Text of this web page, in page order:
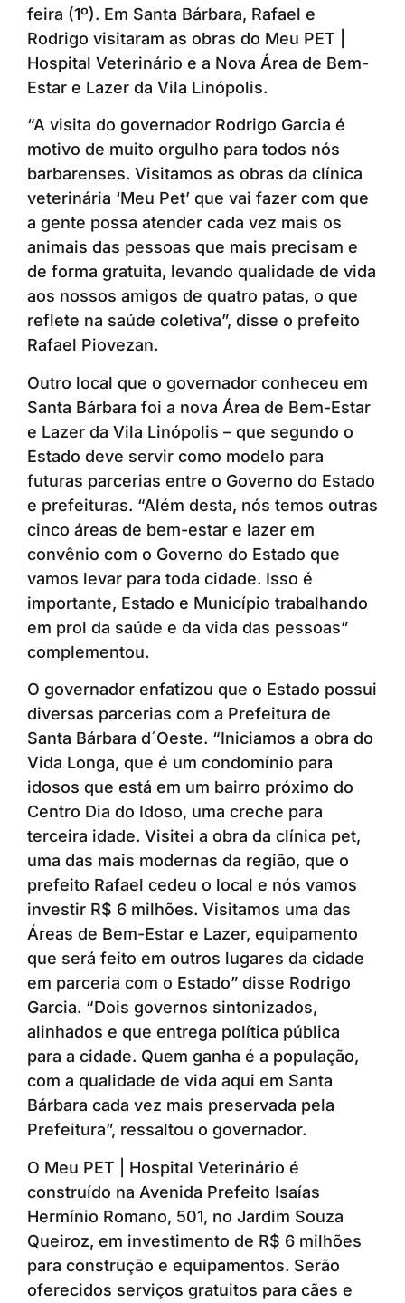
feira (1º). Em Santa Bárbara, Rafael e
Rodrigo visitaram as obras do Meu PET |
Hospital Veterinário e a Nova Área de Bem-
Estar e Lazer da Vila Linópolis.
“A visita do governador Rodrigo Garcia é
motivo de muito orgulho para todos nós
barbarenses. Visitamos as obras da clínica
veterinária ‘Meu Pet’ que vai fazer com que
a gente possa atender cada vez mais os
animais das pessoas que mais precisam e
de forma gratuita, levando qualidade de vida
aos nossos amigos de quatro patas, o que
reflete na saúde coletiva”, disse o prefeito
Rafael Piovezan.
Outro local que o governador conheceu em
Santa Bárbara foi a nova Área de Bem-Estar
e Lazer da Vila Linópolis – que segundo o
Estado deve servir como modelo para
futuras parcerias entre o Governo do Estado
e prefeituras. “Além desta, nós temos outras
cinco áreas de bem-estar e lazer em
convênio com o Governo do Estado que
vamos levar para toda cidade. Isso é
importante, Estado e Município trabalhando
em prol da saúde e da vida das pessoas”
complementou.
O governador enfatizou que o Estado possui
diversas parcerias com a Prefeitura de
Santa Bárbara d´Oeste. “Iniciamos a obra do
Vida Longa, que é um condomínio para
idosos que está em um bairro próximo do
Centro Dia do Idoso, uma creche para
terceira idade. Visitei a obra da clínica pet,
uma das mais modernas da região, que o
prefeito Rafael cedeu o local e nós vamos
investir R$ 6 milhões. Visitamos uma das
Áreas de Bem-Estar e Lazer, equipamento
que será feito em outros lugares da cidade
em parceria com o Estado” disse Rodrigo
Garcia. “Dois governos sintonizados,
alinhados e que entrega política pública
para a cidade. Quem ganha é a população,
com a qualidade de vida aqui em Santa
Bárbara cada vez mais preservada pela
Prefeitura”, ressaltou o governador.
O Meu PET | Hospital Veterinário é
construído na Avenida Prefeito Isaías
Hermínio Romano, 501, no Jardim Souza
Queiroz, em investimento de R$ 6 milhões
para construção e equipamentos. Serão
oferecidos serviços gratuitos para cães e